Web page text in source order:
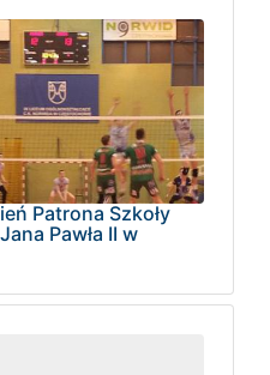
Patrona Szkoły
Pawła II w